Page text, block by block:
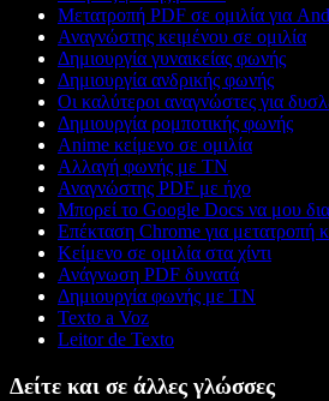
Μετατροπή PDF σε ομιλία για
Αναγνώστης κειμένου σε ομιλία
Δημιουργία γυναικείας φωνής
Δημιουργία ανδρικής φωνής
Οι καλύτεροι αναγνώστες για
Δημιουργία ρομποτικής φωνής
Anime κείμενο σε ομιλία
Αλλαγή φωνής με ΤΝ
Αναγνώστης PDF με ήχο
Μπορεί το Google Docs να μου
Επέκταση Chrome για μετατροπή
Κείμενο σε ομιλία στα χίντι
Ανάγνωση PDF δυνατά
Δημιουργία φωνής με ΤΝ
Texto a Voz
Leitor de Texto
Δείτε και σε άλλες γλώσσες